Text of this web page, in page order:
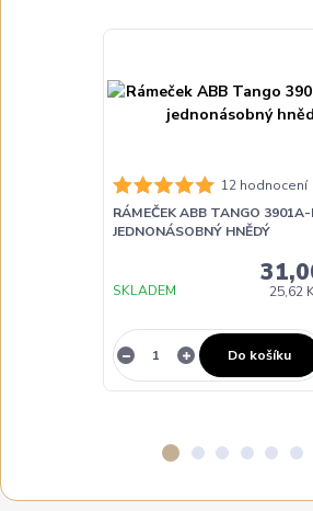
12 hodnocení
RÁMEČEK ABB TANGO
JEDNONÁSOBNÝ HNĚDÝ
25,62
SKLADEM
Do košíku